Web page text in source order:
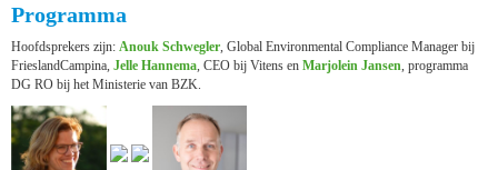
Programma
Hoofdsprekers zijn: Anouk Schwegler , Global Environmental Compliance Manager bij
FrieslandCampina, Jelle Hannema , CEO bij Vitens en Marjolein Jansen , programma
DG RO bij het Ministerie van BZK.